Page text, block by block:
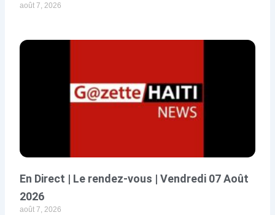
août 7, 2026
En Direct | Le rendez-vous | Vendredi 07 Août
2026
août 7, 2026